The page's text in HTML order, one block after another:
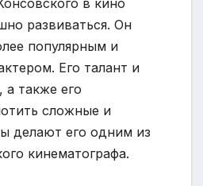
в кино
развиваться. Он
популярным и
Его талант и
а также его
сложные и
делают его одним из
кинематографа.